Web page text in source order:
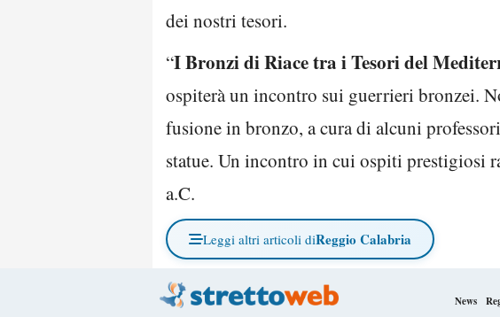
dei nostri tesori.
“I Bronzi di Riace tra i Tesori del
ospiterà un incontro sui guerrieri bronzei.
fusione in bronzo, a cura di alcuni
statue. Un incontro in cui ospiti prestigiosi
a.C.
Leggi altri articoli diReggio Calabria
News